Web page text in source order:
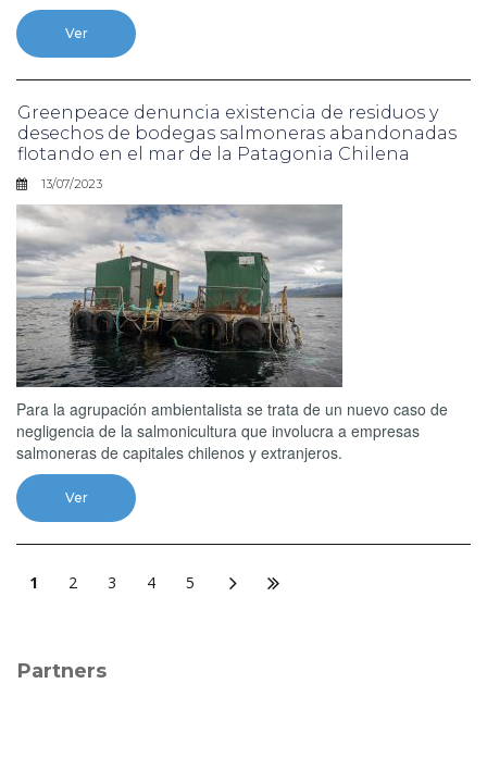
Ver
Greenpeace denuncia existencia de residuos y
desechos de bodegas salmoneras abandonadas
flotando en el mar de la Patagonia Chilena
13/07/2023
Para la agrupación ambientalista se trata de un nuevo caso de
negligencia de la salmonicultura que involucra a empresas
salmoneras de capitales chilenos y extranjeros.
Ver
1 2 3 4 5
Partners